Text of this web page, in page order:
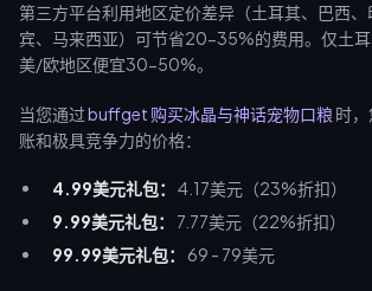
第三方平台利用地区定价差异（土耳其、巴西
宾、马来西亚）可节省20-35%的费用。仅土
美/欧地区便宜30-50%。
当您通过buffget 购买冰晶与神话宠物口粮 时
账和极具竞争力的价格：
4.99美元礼包：
4.17美元（23%折扣）
9.99美元礼包：
7.77美元（22%折扣）
99.99美元礼包：
69 - 79美元